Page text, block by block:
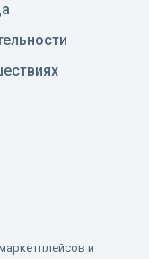
и